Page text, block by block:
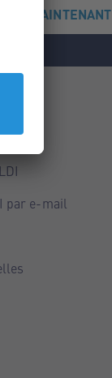
MAINTENANT
par e-mail